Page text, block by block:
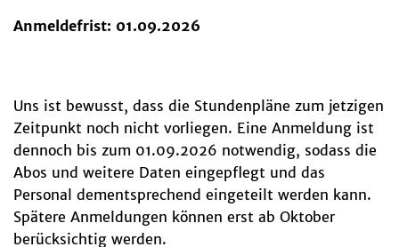
Anmeldefrist: 01.09.2026
Uns ist bewusst, dass die Stundenpläne zum jetzigen
Zeitpunkt noch nicht vorliegen. Eine Anmeldung ist
dennoch bis zum 01.09.2026 notwendig, sodass die
Abos und weitere Daten eingepflegt und das
Personal dementsprechend eingeteilt werden kann.
Spätere Anmeldungen können erst ab Oktober
berücksichtig werden.